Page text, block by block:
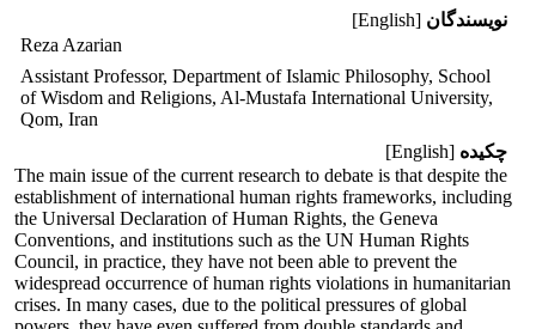
نویسندگان [English]
Reza Azarian
Assistant Professor, Department of Islamic Philosophy, School
of Wisdom and Religions, Al-Mustafa International University,
Qom, Iran
چکیده [English]
The main issue of the current research to debate is that despite the
establishment of international human rights frameworks, including
the Universal Declaration of Human Rights, the Geneva
Conventions, and institutions such as the UN Human Rights
Council, in practice, they have not been able to prevent the
widespread occurrence of human rights violations in humanitarian
crises. In many cases, due to the political pressures of global